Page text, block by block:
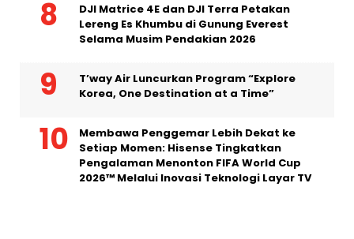
DJI Matrice 4E dan DJI Terra Petakan
Lereng Es Khumbu di Gunung Everest
Selama Musim Pendakian 2026
T’way Air Luncurkan Program “Explore
Korea, One Destination at a Time”
Membawa Penggemar Lebih Dekat ke
Setiap Momen: Hisense Tingkatkan
Pengalaman Menonton FIFA World Cup
2026™ Melalui Inovasi Teknologi Layar TV